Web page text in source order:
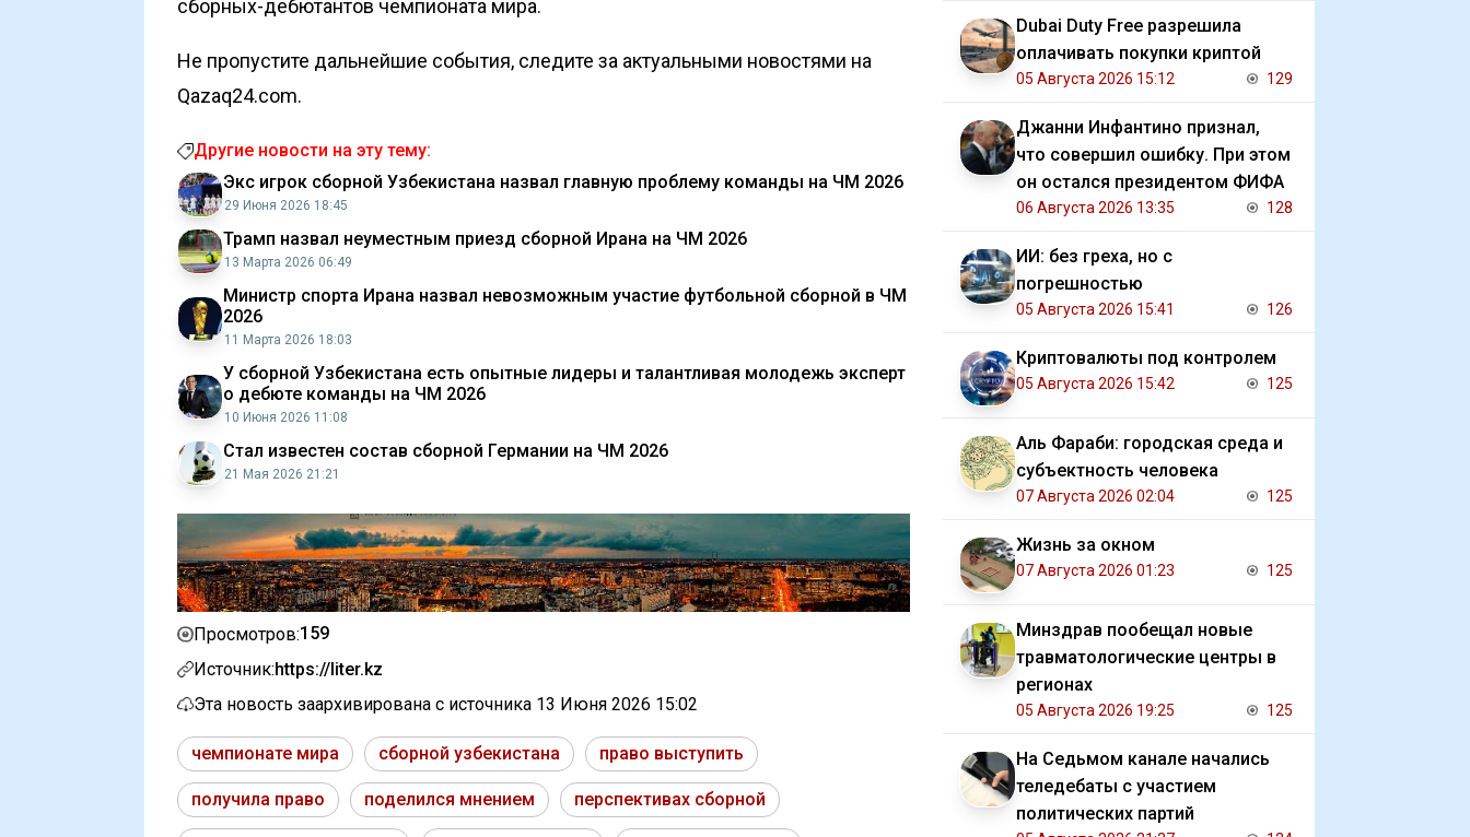
сборных-дебютантов чемпионата мира.
Не пропустите дальнейшие события, следите за актуальными новостями на
Qazaq24.com.
Другие новости на эту тему:
Экс игрок сборной Узбекистана назвал главную проблему команды на ЧМ 2026
29 Июня 2026 18:45
Трамп назвал неуместным приезд сборной Ирана на ЧМ 2026
13 Марта 2026 06:49
Министр спорта Ирана назвал невозможным участие футбольной сборной в ЧМ
2026
11 Марта 2026 18:03
У сборной Узбекистана есть опытные лидеры и талантливая молодежь эксперт
о дебюте команды на ЧМ 2026
10 Июня 2026 11:08
Стал известен состав сборной Германии на ЧМ 2026
21 Мая 2026 21:21
Просмотров:159
Источник:https://liter.kz
Эта новость заархивирована с источника 13 Июня 2026 15:02
чемпионате мира сборной узбекистана право выступить
получила право поделился мнением перспективах сборной
Dubai Duty Free разрешила
оплачивать покупки криптой
05 Августа 2026 15:12 129
Джанни Инфантино признал,
что совершил ошибку. При этом
он остался президентом ФИФА
06 Августа 2026 13:35 128
ИИ: без греха, но с
погрешностью
05 Августа 2026 15:41 126
Криптовалюты под контролем
05 Августа 2026 15:42 125
Аль Фараби: городская среда и
субъектность человека
07 Августа 2026 02:04 125
Жизнь за окном
07 Августа 2026 01:23 125
Минздрав пообещал новые
травматологические центры в
регионах
05 Августа 2026 19:25 125
На Седьмом канале начались
теледебаты с участием
политических партий